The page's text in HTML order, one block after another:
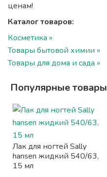
ценам!
Каталог товаров:
Косметика »
Товары бытовой химии »
Товары для дома и сада »
Популярные товары
Лак для ногтей Sally
hansen жидкий 540/63,
15 мл